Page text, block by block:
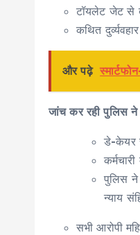
टॉयलेट जेट से
कथित
और पढ़े
जांच कर रही पुलिस
डे-केयर
पुलिस ने
न्याय
सभी आरोपी